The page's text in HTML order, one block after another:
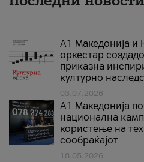
А1 Македонија и
оркестар
приказна
културно
03.07.2026
A1 Македонија
национална
користење на
сообраќајот
18.05.2026